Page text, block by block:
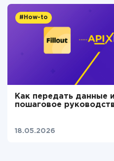
#How-to
Как передать данные
пошаговое
18.05.2026